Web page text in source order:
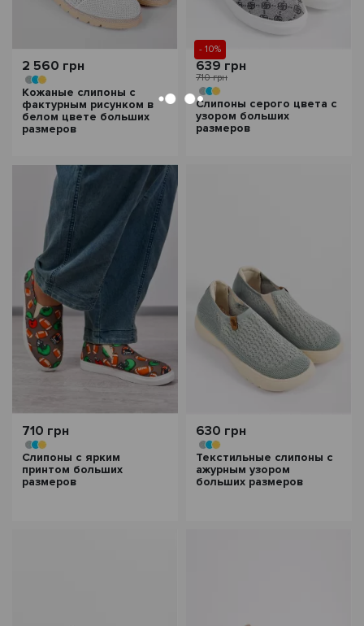
2 560 грн
Кожаные слипоны с
фактурным рисунком в
белом цвете больших
размеров
- 10%
639 грн
710 грн
Слипоны серого цвета с
узором больших
размеров
710 грн
Слипоны с ярким
принтом больших
размеров
630 грн
Текстильные слипоны с
ажурным узором
больших размеров